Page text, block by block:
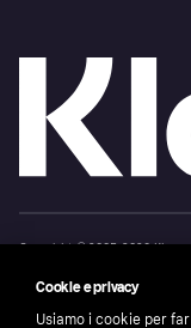
Copyright © 2005-2026 Klarna
Cookie e privacy
Usiamo i cookie per